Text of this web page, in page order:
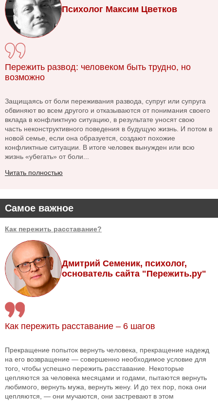
Самое важное
Как пережить расставание?
Дмитрий Семеник, психолог,
основатель сайта "Пережить.ру"
Как пережить расставание – 6 шагов
Прекращение попыток вернуть человека, прекращение надежд
на его возвращение — совершенно необходимое условие для
того, чтобы успешно пережить расставание. Некоторые
цепляются за человека месяцами и годами, пытаются вернуть
любимого, вернуть мужа, вернуть жену. И до тех пор, пока они
цепляются, — они мучаются, они застревают в этом
Психолог Максим Цветков
Пережить развод: человеком быть трудно, но
возможно
Защищаясь от боли переживания развода, супруг или супруга
обвиняют во всем другого и отказываются от понимания своего
вклада в конфликтную ситуацию, в результате уносят свою
часть неконструктивного поведения в будущую жизнь. И потом в
новой семье, если она образуется, создают похожие
конфликтные ситуации. В итоге человек вынужден или всю
жизнь «убегать» от боли...
Читать полностью